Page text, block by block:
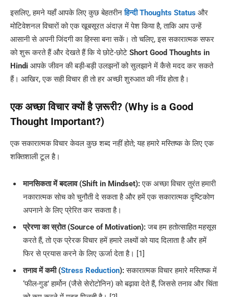
इसलिए, हमने यहाँ आपके लिए कुछ बेहतरीनहिन्दी Thoughts Status और
मोटिवेशनल विचारों को एक खूबसूरत अंदाज़ में पेश किया है, ताकि आप उन्हें
आसानी से अपनी जिंदगी का हिस्सा बना सकें। तो चलिए, इस सकारात्मक सफर
को शुरू करते हैं और देखते हैं कि ये छोटे-छोटे Short Good Thoughts in
Hindi आपके जीवन की बड़ी-बड़ी उलझनों को सुलझाने में कैसे मदद कर सकते
हैं। आखिर, एक सही विचार ही तो हर अच्छी शुरुआत की नींव होता है।
एक अच्छा विचार क्यों है ज़रूरी? (Why is a Good
Thought Important?)
एक सकारात्मक विचार केवल कुछ शब्द नहीं होते; यह हमारे मस्तिष्क के लिए एक
शक्तिशाली टूल है।
मानसिकता में बदलाव (Shift in Mindset):एक अच्छा विचार तुरंत हमारी
नकारात्मक सोच को चुनौती दे सकता है और हमें एक सकारात्मक दृष्टिकोण
अपनाने के लिए प्रेरित कर सकता है।
प्रेरणा का स्रोत (Source of Motivation):जब हम हतोत्साहित महसूस
करते हैं, तो एक प्रेरक विचार हमें हमारे लक्ष्यों को याद दिलाता है और हमें
फिर से प्रयास करने के लिए ऊर्जा देता है। [1]
तनाव में कमी (Stress Reduction):सकारात्मक विचार हमारे मस्तिष्क में
‘फील-गुड’ हार्मोन (जैसे सेरोटोनिन) को बढ़ावा देते हैं, जिससे तनाव और चिंता